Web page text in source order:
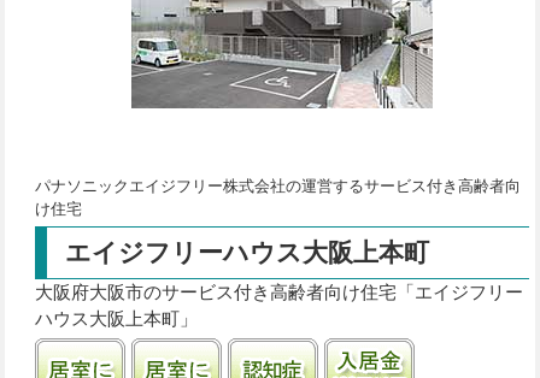
パナソニックエイジフリー株式会社の運営するサービス付き高齢者向
け住宅
エイジフリーハウス大阪上本町
大阪府大阪市のサービス付き高齢者向け住宅「エイジフリー
ハウス大阪上本町」
居室にキッチンあり
居室に風呂あり認知症受け入れ可入居金100万